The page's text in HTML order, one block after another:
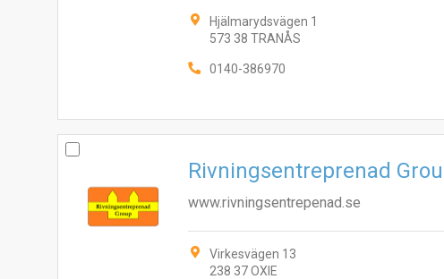
Hjälmarydsvägen 1
573 38 TRANÅS
0140-386970
Rivningsentreprenad
www.rivningsentrepenad.se
Virkesvägen 13
238 37 OXIE